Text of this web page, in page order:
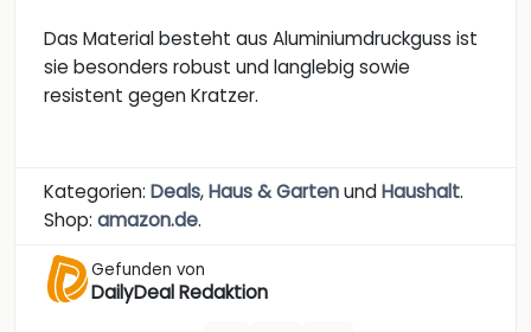
Das Material besteht aus Aluminiumdruckguss ist
sie besonders robust und langlebig sowie
resistent gegen Kratzer.
Kategorien: Deals,Haus & GartenundHaushalt.
Shop: amazon.de.
Gefunden von
DailyDeal Redaktion